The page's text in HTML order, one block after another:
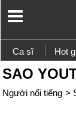
Ca sĩ Hot
SAO
Người nổi tiếng >